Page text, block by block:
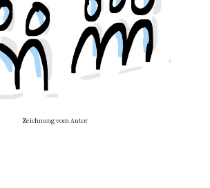
Zeichnung vom Autor